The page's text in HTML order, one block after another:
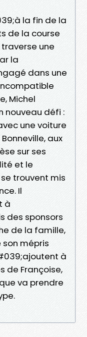
la fin de la
de la course
une
la
dans une
Michel
nouveau défi :
une voiture
aux
sur ses
et le
trouvent mis
Il
à
des sponsors
de la famille,
mépris
à
de Françoise,
va prendre